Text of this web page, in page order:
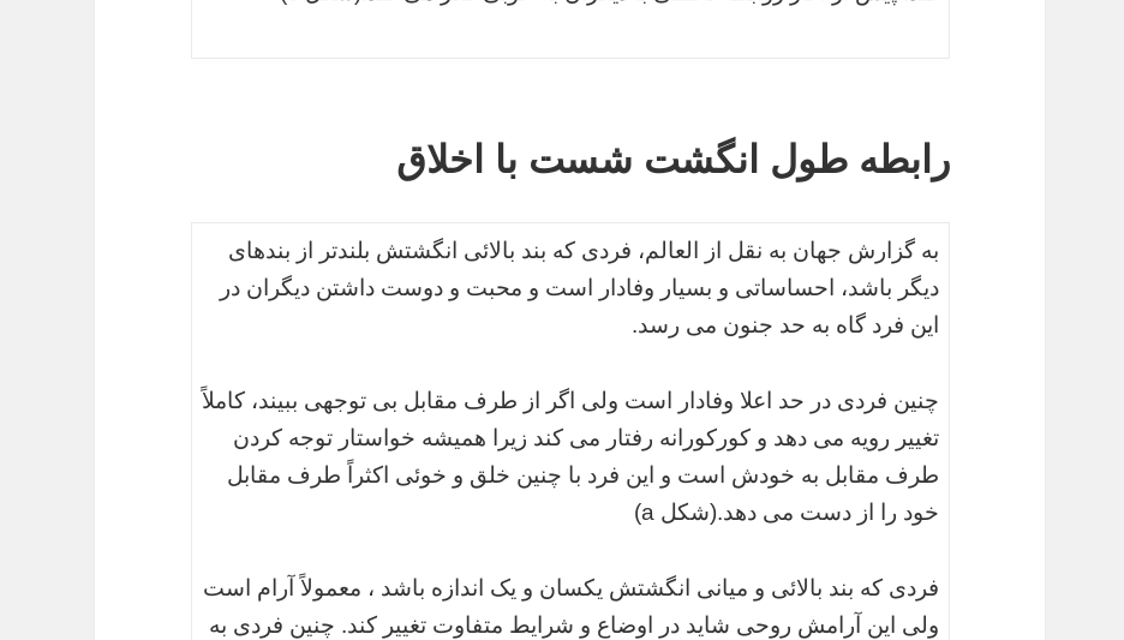
رابطه طول انگشت شست با اخلاق
به گزارش جهان به نقل از العالم، فردی که بند بالائی انگشتش بلندتر از بندهای
دیگر باشد، احساساتی و بسیار وفادار است و محبت و دوست داشتن دیگران در
این فرد گاه به حد جنون می رسد.
چنین فردی در حد اعلا وفادار است ولی اگر از طرف مقابل بی توجهی ببیند، کاملاً
تغییر رویه می دهد و کورکورانه رفتار می کند زیرا همیشه خواستار توجه کردن
طرف مقابل به خودش است و این فرد با چنین خلق و خوئی اکثراً طرف مقابل
خود را از دست می دهد.(شکل a)
فردی که بند بالائی و میانی انگشتش یکسان و یک اندازه باشد ، معمولاً آرام است
ولی این آرامش روحی شاید در اوضاع و شرایط متفاوت تغییر کند. چنین فردی به